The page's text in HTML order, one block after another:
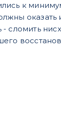
к
сломить